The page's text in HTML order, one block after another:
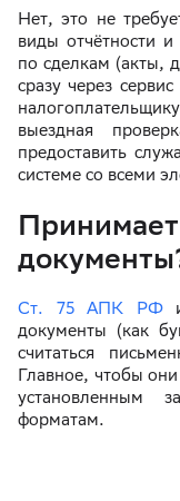
Нет, это не
виды отчётности
по сделкам (акты,
сразу через
выездная
предоставить
системе со всеми
Ст. 75 АПК РФ
документы (как
считаться
Главное, чтобы
установленным
форматам.